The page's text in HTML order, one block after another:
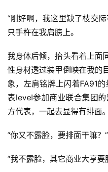
“刚好啊，我这里缺了枝交
只手杵在我肩膀上。
我身体后倾，抬头看着上面
性身材透过装甲倒映在我的
象，左肩铭牌上闪着FA91
表level参加商业联合集团
方代表，一起去显得有排面
“你又不露脸，要排面干嘛？”
“我不露脸，其它商业大亨要